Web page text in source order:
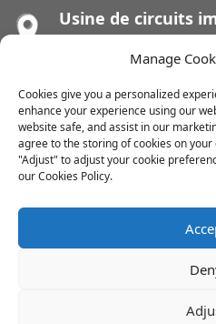
Usine de circuits
Usine de circuits
Zone industrielle de
Huicheng, Huizhou, Chine
Manage
Cookies give you a personalized
enhance your experience using our
website safe, and assist in our
agree to the storing of cookies on
"Adjust" to adjust your cookie
our Cookies Policy.